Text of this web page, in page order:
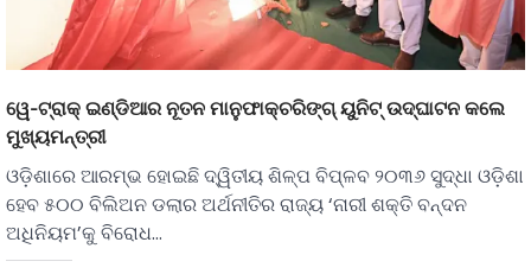
ୱେ-ଟ୍ରାକ୍‌ ଇଣ୍ଡିଆର ନୂତନ ମାନୁଫାକ୍ଚରିଙ୍ଗ୍ ୟୁନିଟ୍ ଉଦ୍‌ଘାଟନ କଲେ
ମୁଖ୍ୟମନ୍ତ୍ରୀ
ଓଡ଼ିଶାରେ ଆରମ୍ଭ ହୋଇଛି ଦ୍ୱିତୀୟ ଶିଳ୍ପ ବିପ୍ଳବ ୨୦୩୬ ସୁଦ୍ଧା ଓଡ଼ିଶା
ହେବ ୫୦୦ ବିଲିଅନ ଡଲାର ଅର୍ଥନୀତିର ରାଜ୍ୟ ‘ନାରୀ ଶକ୍ତି ବନ୍ଦନ
ଅଧିନିୟମ’କୁ ବିରୋଧ…